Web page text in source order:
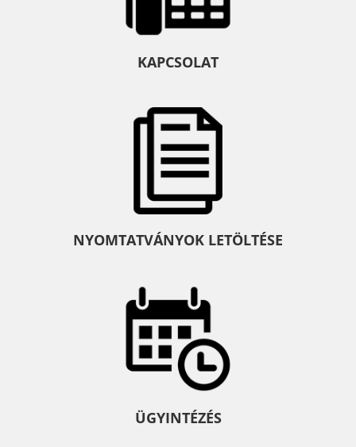
KAPCSOLAT
NYOMTATVÁNYOK LETÖLTÉSE
ÜGYINTÉZÉS